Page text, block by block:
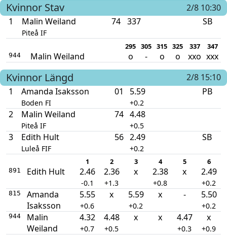
Kvinnor Stav
2/8 10:30
1
Malin Weiland
Piteå IF
74 337 SB
295 305 315 325 337 347
944 Malin Weiland o - o o xxo xxx
Kvinnor Längd
2/8 15:10
1
Amanda Isaksson
Boden FI
01 5.59
+0.2
PB
2 Malin Weiland
Piteå IF
74 4.48
+0.5
3 Edith Hult
Luleå FIF
56 2.49
+0.2
SB
1 2 3 4 5 6
891 Edith Hult 2.46
-0.1
2.36
+1.3
x 2.38
+0.8
x 2.49
+0.2
815
Amanda
Isaksson
5.55
+0.6
x 5.59
+0.2
x - 5.50
+0.2
944
Malin
Weiland
4.32
+0.7
4.48
+0.5
x x 4.47
+0.3
x
+0.9